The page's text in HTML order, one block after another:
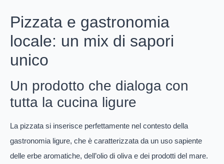
Pizzata e gastronomia
locale: un mix di sapori
unico
Un prodotto che dialoga con
tutta la cucina ligure
La pizzata si inserisce perfettamente nel contesto della
gastronomia ligure, che è caratterizzata da un uso sapiente
delle erbe aromatiche, dell’olio di oliva e dei prodotti del mare.